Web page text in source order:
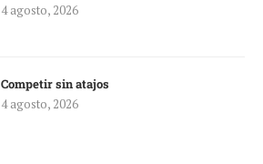
4 agosto, 2026
Competir sin atajos
4 agosto, 2026